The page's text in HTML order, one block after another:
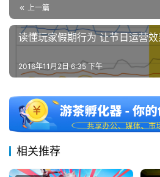
上一篇
读懂玩家假期行为 让节日运营
2016年11月2日 6:35 下午
相关推荐